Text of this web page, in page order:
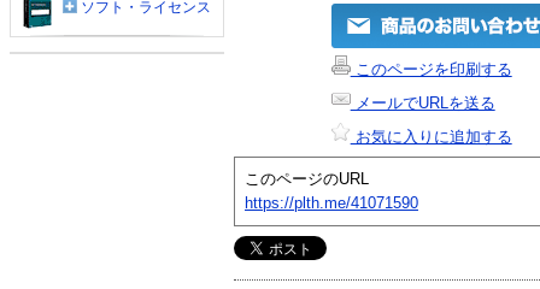
このページを印刷する
メールでURLを送る
お気に入りに追加する
このページのURL
https://plth.me/41071590
ソフト・ライセンス